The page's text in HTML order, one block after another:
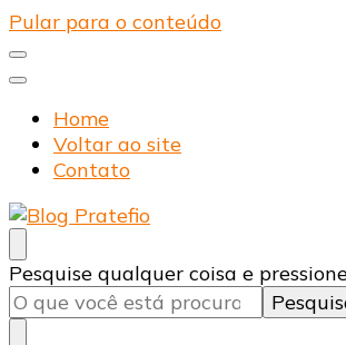
Pular para o conteúdo
Home
Voltar ao site
Contato
Blog Pratefio
Arames e Telas de Qualidade
Procurando
algo?
Pesquise qualquer coisa e